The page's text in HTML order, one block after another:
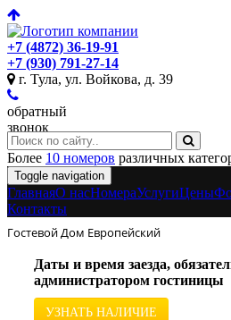
+7 (4872) 36-19-91
+7 (930) 791-27-14
г. Тула, ул. Войкова, д. 39
обратный
звонок
Более 10 номеров различных
Toggle navigation
ГлавнаяO насНомераУслугиЦены
Контакты
Гостевой Дом Европейский
Даты и время заезда,
администратором гостиницы
УЗНАТЬ НАЛИЧИЕ